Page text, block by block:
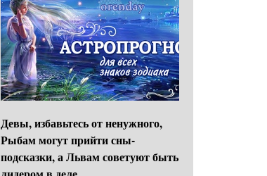
Девы, избавьтесь от ненужного,
Рыбам могут прийти сны-
подсказки, а Львам советуют быть